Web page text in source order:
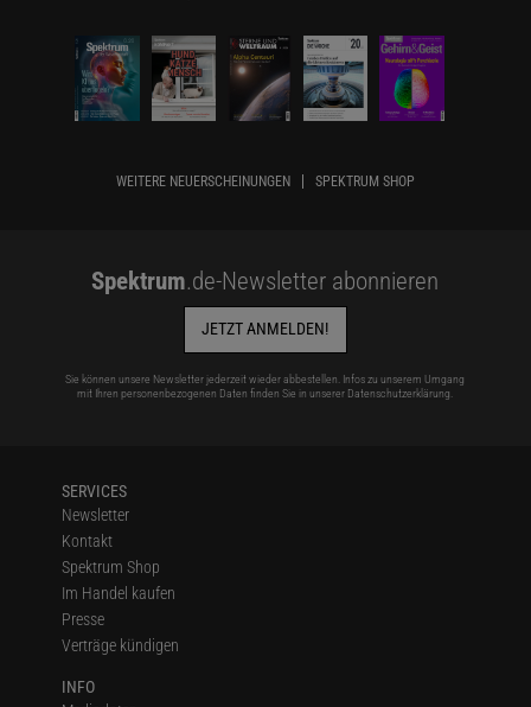
WEITERE NEUERSCHEINUNGEN SPEKTRUM SHOP
Spektrum.de-Newsletter abonnieren
JETZT ANMELDEN!
Sie können unsere Newsletter jederzeit wieder abbestellen. Infos zu unserem Umgang
mit Ihren personenbezogenen Daten finden Sie in unserer Datenschutzerklärung.
SERVICES
Newsletter
Kontakt
Spektrum Shop
Im Handel kaufen
Presse
Verträge kündigen
INFO